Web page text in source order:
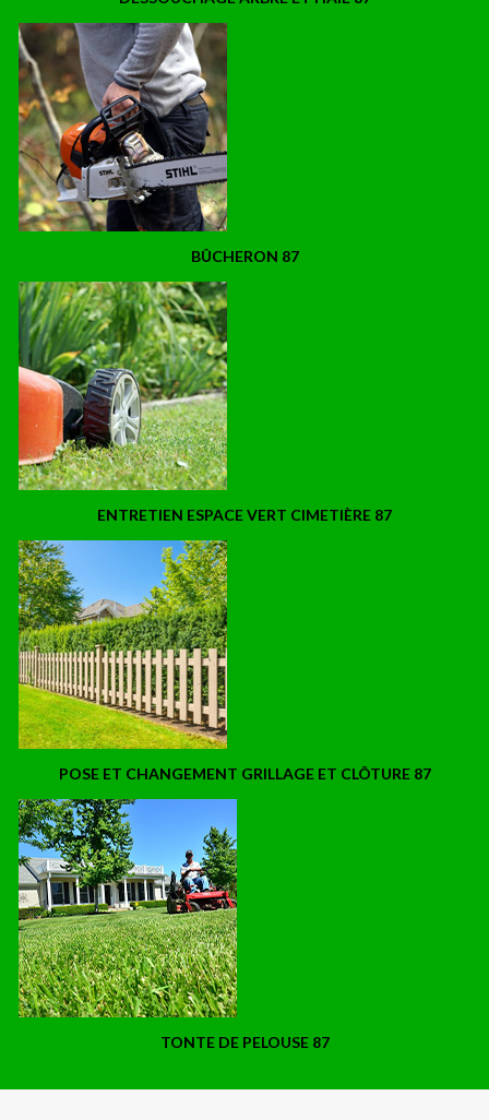
BÛCHERON 87
ENTRETIEN ESPACE VERT CIMETIÈRE 87
POSE ET CHANGEMENT GRILLAGE ET CLÔTURE 87
TONTE DE PELOUSE 87